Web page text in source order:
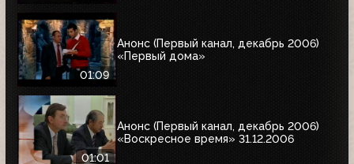
01:09
Анонс (Первый канал, декабрь 2006)
«Первый дома»
01:01
Анонс (Первый канал, декабрь 2006)
«Воскресное время» 31.12.2006